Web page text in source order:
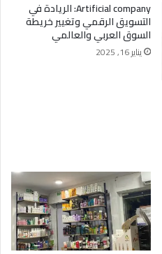
Artificial company: الريادة في
التسويق الرقمي وتغيير خريطة
السوق العربي والعالمي
يناير 16, 2025